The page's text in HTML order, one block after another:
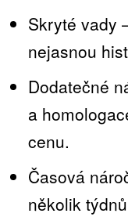
Skryté vady
nejasnou
Dodatečné
a
cenu.
Časová
několik